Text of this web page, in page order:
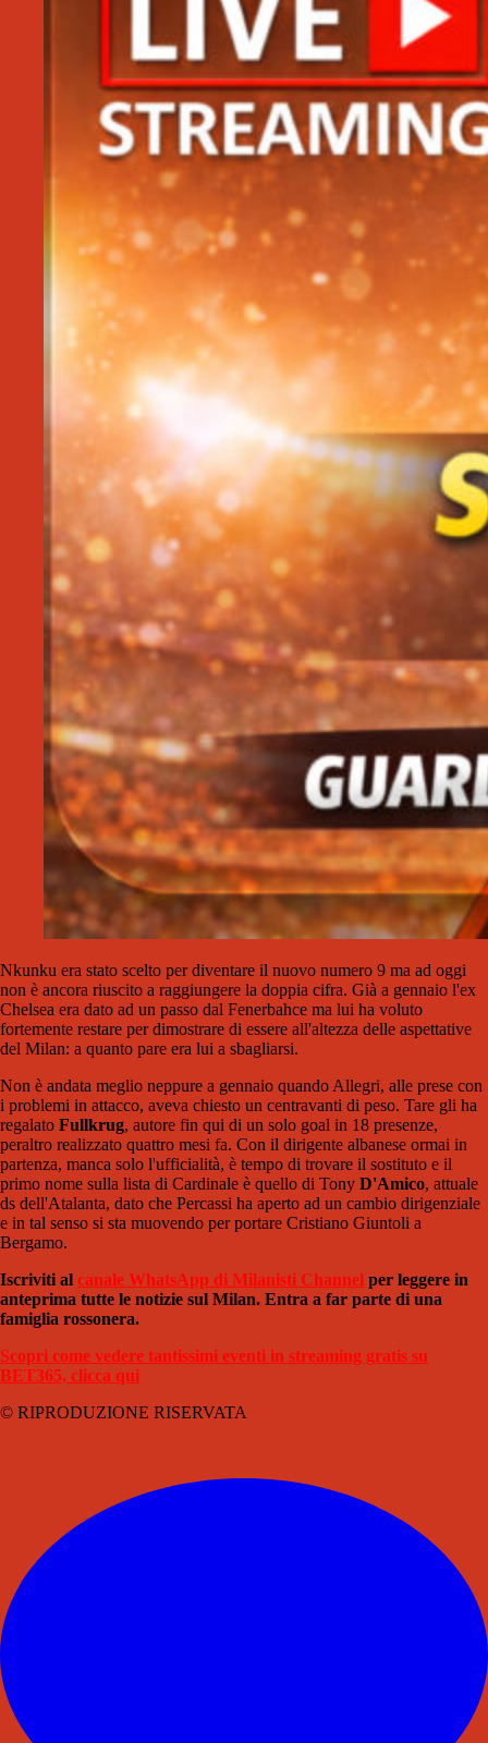
Nkunku era stato scelto per diventare il nuovo numero 9 ma ad oggi
non è ancora riuscito a raggiungere la doppia cifra. Già a gennaio l'ex
Chelsea era dato ad un passo dal Fenerbahce ma lui ha voluto
fortemente restare per dimostrare di essere all'altezza delle aspettative
del Milan: a quanto pare era lui a sbagliarsi.
Non è andata meglio neppure a gennaio quando Allegri, alle prese con
i problemi in attacco, aveva chiesto un centravanti di peso. Tare gli ha
regalato Fullkrug, autore fin qui di un solo goal in 18 presenze,
peraltro realizzato quattro mesi fa. Con il dirigente albanese ormai in
partenza, manca solo l'ufficialità, è tempo di trovare il sostituto e il
primo nome sulla lista di Cardinale è quello di Tony D'Amico, attuale
ds dell'Atalanta, dato che Percassi ha aperto ad un cambio dirigenziale
e in tal senso si sta muovendo per portare Cristiano Giuntoli a
Bergamo.
Iscriviti al canale WhatsApp di Milanisti Channel per leggere in
anteprima tutte le notizie sul Milan. Entra a far parte di una
famiglia rossonera.
Scopri come vedere tantissimi eventi in streaming gratis su
BET365, clicca qui
© RIPRODUZIONE RISERVATA